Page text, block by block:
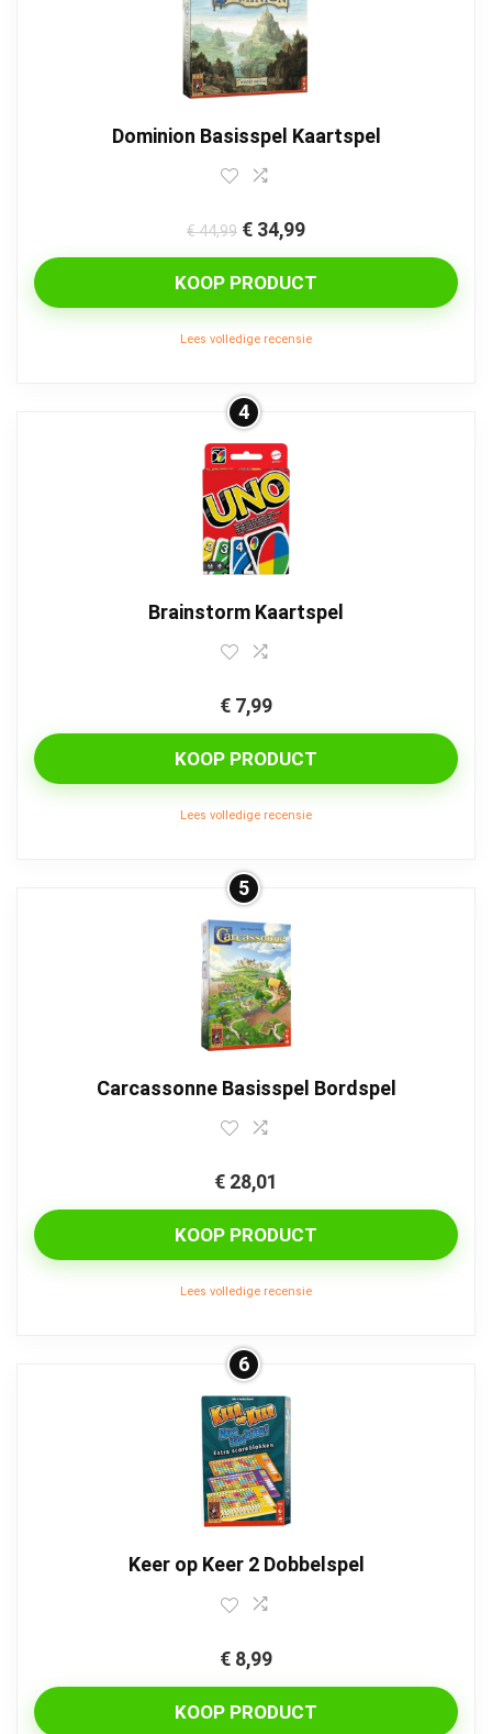
Dominion Basisspel Kaartspel
€44,99 € 34,99
KOOP PRODUCT
Lees volledige recensie
4
Brainstorm Kaartspel
€ 7,99
KOOP PRODUCT
Lees volledige recensie
5
Carcassonne Basisspel Bordspel
€ 28,01
KOOP PRODUCT
Lees volledige recensie
6
Keer op Keer 2 Dobbelspel
€ 8,99
KOOP PRODUCT